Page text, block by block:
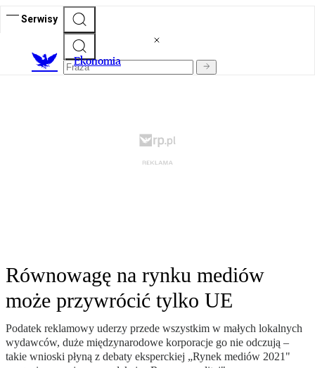
Serwisy
Ekonomia
Równowagę na rynku mediów
może przywrócić tylko UE
Podatek reklamowy uderzy przede wszystkim w małych lokalnych
wydawców, duże międzynarodowe korporacje go nie odczują –
takie wnioski płyną z debaty eksperckiej „Rynek mediów 2021"